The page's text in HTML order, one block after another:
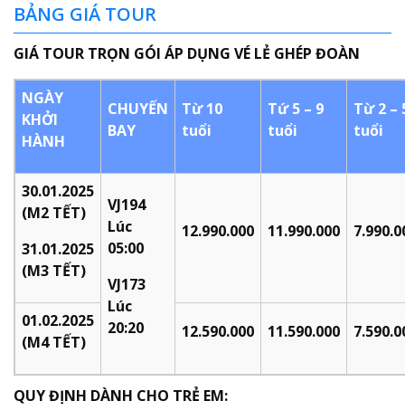
BẢNG GIÁ TOUR
GIÁ TOUR TRỌN GÓI ÁP DỤNG VÉ LẺ GHÉP ĐOÀN
NGÀY
KHỞI
HÀNH
CHUYẾN
BAY
Từ 10
tuổi
Tứ 5 – 9
tuổi
Từ 2 –
tuổi
30.01.2025
(M2 TẾT)
31.01.2025
(M3 TẾT)
VJ194
Lúc
05:00
VJ173
Lúc
20:20
12.990.000 11.990.000
01.02.2025
(M4 TẾT)
12.590.000 11.590.000
QUY ĐỊNH DÀNH CHO TRẺ EM: